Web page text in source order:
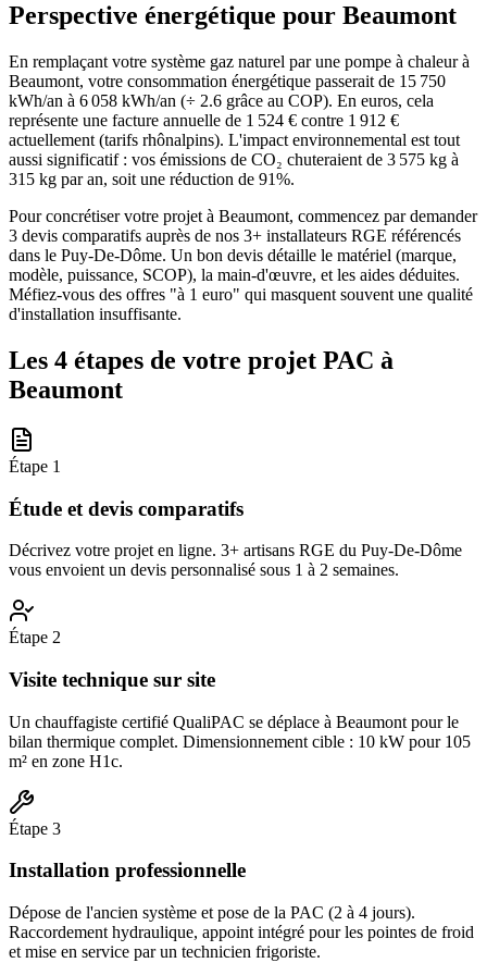
Perspective énergétique pour Beaumont
En remplaçant votre système gaz naturel par une pompe à chaleur à
Beaumont, votre consommation énergétique passerait de 15 750
kWh/an à 6 058 kWh/an (÷ 2.6 grâce au COP). En euros, cela
représente une facture annuelle de 1 524 € contre 1 912 €
actuellement (tarifs rhônalpins). L'impact environnemental est tout
aussi significatif : vos émissions de CO₂ chuteraient de 3 575 kg à
315 kg par an, soit une réduction de 91%.
Pour concrétiser votre projet à Beaumont, commencez par demander
3 devis comparatifs auprès de nos 3+ installateurs RGE référencés
dans le Puy-De-Dôme. Un bon devis détaille le matériel (marque,
modèle, puissance, SCOP), la main-d'œuvre, et les aides déduites.
Méfiez-vous des offres "à 1 euro" qui masquent souvent une qualité
d'installation insuffisante.
Les 4 étapes de votre projet PAC à
Beaumont
Étape 1
Étude et devis comparatifs
Décrivez votre projet en ligne. 3+ artisans RGE du Puy-De-Dôme
vous envoient un devis personnalisé sous 1 à 2 semaines.
Étape 2
Visite technique sur site
Un chauffagiste certifié QualiPAC se déplace à Beaumont pour le
bilan thermique complet. Dimensionnement cible : 10 kW pour 105
m² en zone H1c.
Étape 3
Installation professionnelle
Dépose de l'ancien système et pose de la PAC (2 à 4 jours).
Raccordement hydraulique, appoint intégré pour les pointes de froid
et mise en service par un technicien frigoriste.